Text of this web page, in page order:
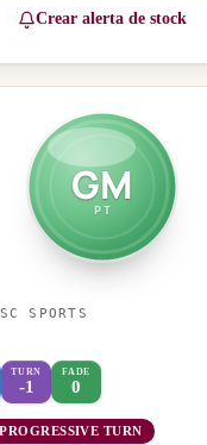
Crear alerta de stock
GM
PT
SPORTS
TURN
-1
FADE
0
PROGRESSIVE TURN